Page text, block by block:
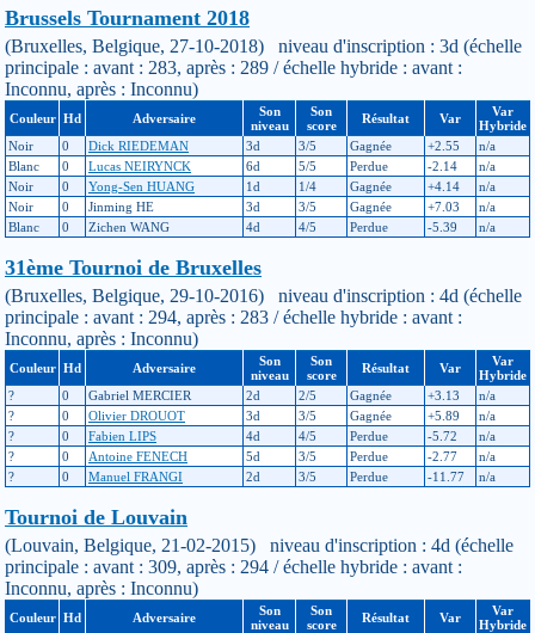
Brussels Tournament 2018
(Bruxelles, Belgique, 27-10-2018) niveau d'inscription : 3d (échelle
principale : avant : 283, après : 289 / échelle hybride : avant :
Inconnu, après : Inconnu)
Couleur Hd Adversaire
Son
niveau
Son
score
Résultat Var
Var
Hybride
Noir
0 Dick RIEDEMAN 3d 3/5 Gagnée +2.55
n/a
Blanc
0 Lucas NEIRYNCK 6d 5/5 Perdue -2.14
n/a
Noir
0 Yong-Sen HUANG 1d 1/4 Gagnée +4.14
n/a
Noir
0 Jinming HE 3d 3/5 Gagnée +7.03
n/a
Blanc
0 Zichen WANG 4d 4/5 Perdue -5.39 n/a
31ème Tournoi de Bruxelles
(Bruxelles, Belgique, 29-10-2016) niveau d'inscription : 4d (échelle
principale : avant : 294, après : 283 / échelle hybride : avant :
Inconnu, après : Inconnu)
Couleur Hd Adversaire
Son
niveau
Son
score
Résultat Var
Var
Hybride
?
0 Gabriel MERCIER 2d 2/5 Gagnée +3.13
n/a
?
0 Olivier DROUOT 3d 3/5 Gagnée +5.89
n/a
?
0 Fabien LIPS 4d 4/5 Perdue -5.72
n/a
?
0 Antoine FENECH 5d 3/5 Perdue -2.77
n/a
?
0 Manuel FRANGI 2d 3/5 Perdue -11.77 n/a
Tournoi de Louvain
(Louvain, Belgique, 21-02-2015) niveau d'inscription : 4d (échelle
principale : avant : 309, après : 294 / échelle hybride : avant :
Inconnu, après : Inconnu)
Couleur Hd Adversaire
Son
niveau
Son
score
Résultat Var
Var
Hybride